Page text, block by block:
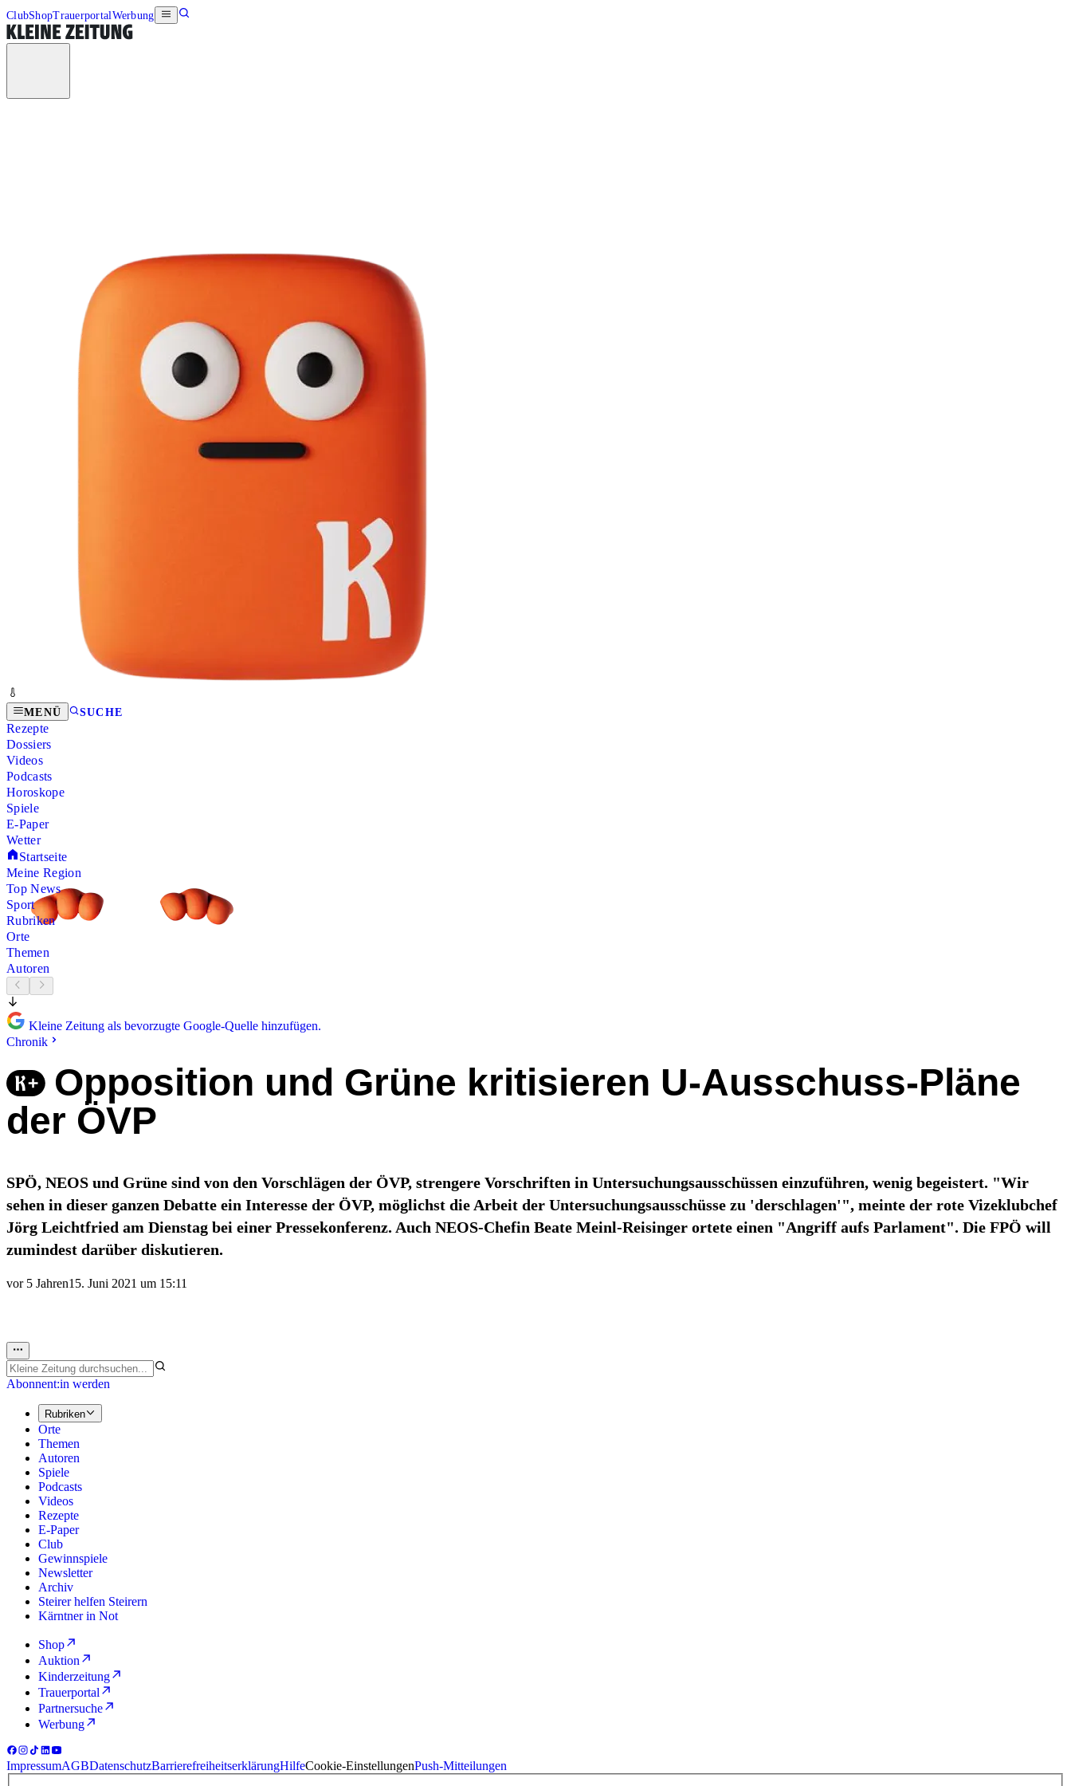
ClubShopTrauerportalWerbung
MENÜ SUCHE
Rezepte
Dossiers
Videos
Podcasts
Horoskope
Spiele
E-Paper
Wetter
Startseite
Meine Region
Top News
Sport
Rubriken
Orte
Themen
Autoren
Kleine Zeitung als bevorzugte Google-Quelle hinzufügen.
Chronik
Opposition und Grüne kritisieren U-Ausschuss-Pläne
der ÖVP
SPÖ, NEOS und Grüne sind von den Vorschlägen der ÖVP, strengere Vorschriften in Untersuchungsausschüssen einzuführen, wenig begeistert. "Wir
sehen in dieser ganzen Debatte ein Interesse der ÖVP, möglichst die Arbeit der Untersuchungsausschüsse zu 'derschlagen'", meinte der rote Vizeklubchef
Jörg Leichtfried am Dienstag bei einer Pressekonferenz. Auch NEOS-Chefin Beate Meinl-Reisinger ortete einen "Angriff aufs Parlament". Die FPÖ will
zumindest darüber diskutieren.
vor 5 Jahren15. Juni 2021 um 15:11
Abonnent:in werden
Rubriken
Orte
Themen
Autoren
Spiele
Podcasts
Videos
Rezepte
E-Paper
Club
Gewinnspiele
Newsletter
Archiv
Steirer helfen Steirern
Kärntner in Not
Shop
Auktion
Kinderzeitung
Trauerportal
Partnersuche
Werbung
ImpressumAGBDatenschutzBarrierefreiheitserklärungHilfeCookie-EinstellungenPush-Mitteilungen